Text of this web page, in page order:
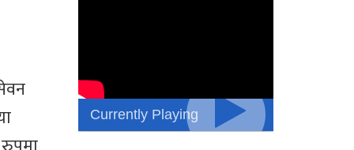
Currently Playing